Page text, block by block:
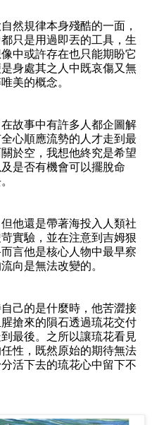
然規律本身殘酷的一面，
只是用過即丟的工具，生
中或許存在也只能期盼它
身處其之人中既哀傷又無
美的概念。
故事中有許多人都企圖解
心順應流勢的人才走到最
於空，我想他終究是希望
是否有機會可以擺脫命
他還是帶著海投入人類社
實驗，並在注意到吉姆狠
言他是核心人物中最早察
向是無法改變的。
己的是什麼時，他苦澀接
搶來的隕石透過琉花交付
最後。之所以讓琉花看見
性，既然原始的期待無法
活下去的琉花心中留下不